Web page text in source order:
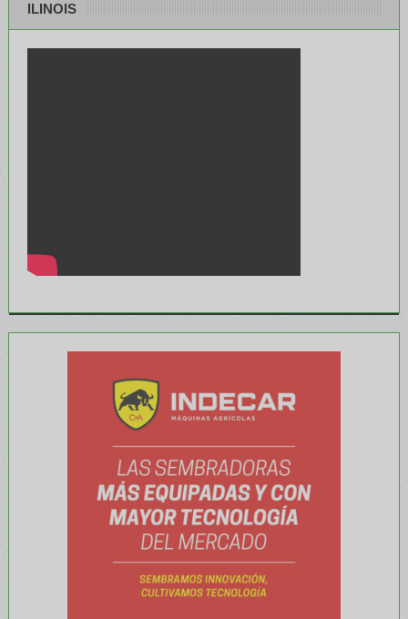
ILINOIS